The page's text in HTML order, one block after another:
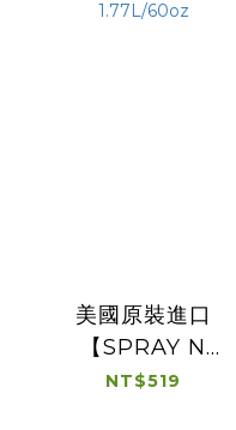
美國原裝進口
【SPRAY N
WASH】洗衣去污噴
NT$519